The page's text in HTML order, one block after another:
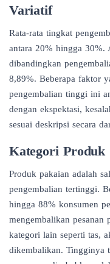
Variatif
Rata-rata tingkat
antara 20% hingga
dibandingkan
8,89%. Beberapa faktor
pengembalian tinggi ini
dengan ekspektasi,
sesuai deskripsi secara
Kategori Produk
Produk pakaian adalah
pengembalian tertinggi.
hingga 88% konsumen
mengembalikan pesanan
kategori lain seperti tas,
dikembalikan. Tingginya